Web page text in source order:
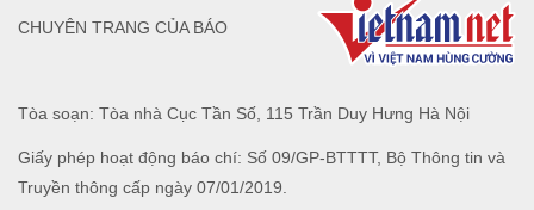
Tòa soạn: Tòa nhà Cục Tần Số, 115 Trần Duy Hưng Hà Nội
Giấy phép hoạt động báo chí: Số 09/GP-BTTTT, Bộ Thông tin và
Truyền thông cấp ngày 07/01/2019.
CHUYÊN TRANG CỦA BÁO